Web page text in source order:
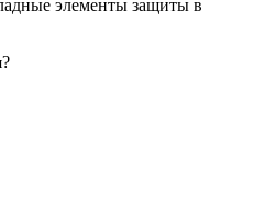
элементы защиты в